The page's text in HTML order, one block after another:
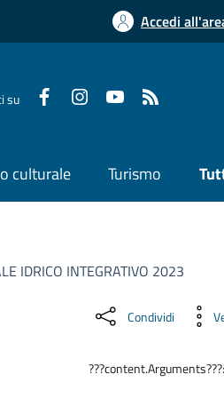
Accedi
su
culturale Turismo
IDRICO INTEGRATIVO 2023
Condividi
???content.Arguments???: